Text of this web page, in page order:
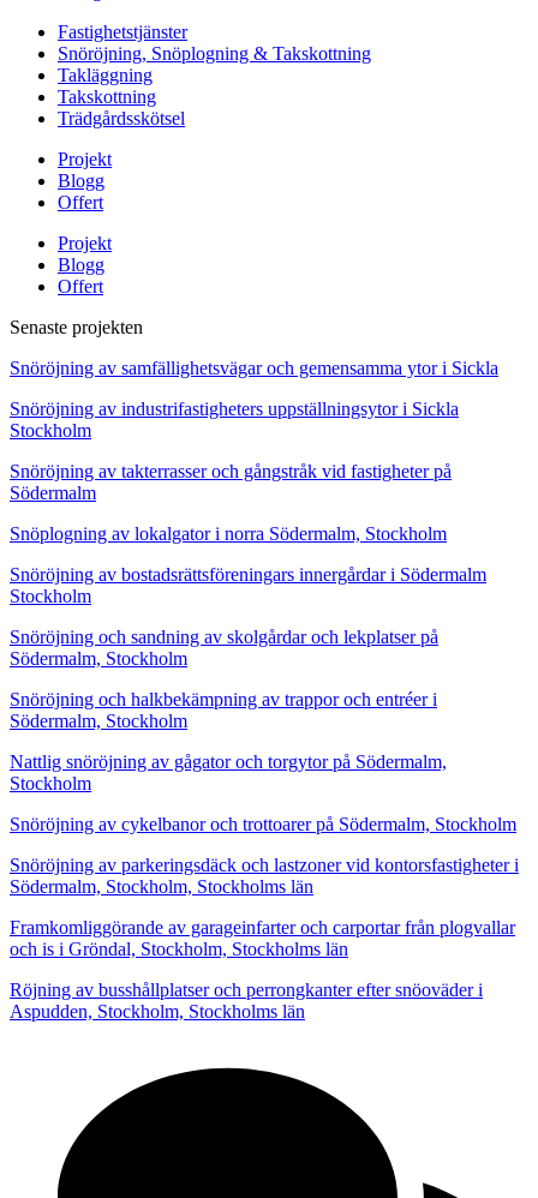
Fastighetstjänster
Snöröjning, Snöplogning & Takskottning
Takläggning
Takskottning
Trädgårdsskötsel
Projekt
Blogg
Offert
Projekt
Blogg
Offert
Senaste projekten
Snöröjning av samfällighetsvägar och gemensamma ytor i Sickla
Snöröjning av industrifastigheters uppställningsytor i Sickla
Stockholm
Snöröjning av takterrasser och gångstråk vid fastigheter på
Södermalm
Snöplogning av lokalgator i norra Södermalm, Stockholm
Snöröjning av bostadsrättsföreningars innergårdar i Södermalm
Stockholm
Snöröjning och sandning av skolgårdar och lekplatser på
Södermalm, Stockholm
Snöröjning och halkbekämpning av trappor och entréer i
Södermalm, Stockholm
Nattlig snöröjning av gågator och torgytor på Södermalm,
Stockholm
Snöröjning av cykelbanor och trottoarer på Södermalm, Stockholm
Snöröjning av parkeringsdäck och lastzoner vid kontorsfastigheter i
Södermalm, Stockholm, Stockholms län
Framkomliggörande av garageinfarter och carportar från plogvallar
och is i Gröndal, Stockholm, Stockholms län
Röjning av busshållplatser och perrongkanter efter snöoväder i
Aspudden, Stockholm, Stockholms län